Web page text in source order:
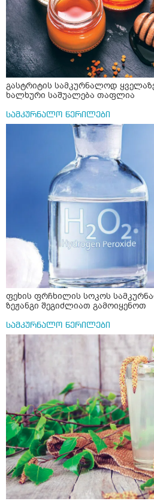
გასტრიტის სამკურნალოდ
ხალხური საშუალება თაფლია
სამკურნალო წერილები
ფეხის ფრჩხილის სოკოს
ზეჟანგი შეგიძლიათ გამოიყენოთ
სამკურნალო წერილები